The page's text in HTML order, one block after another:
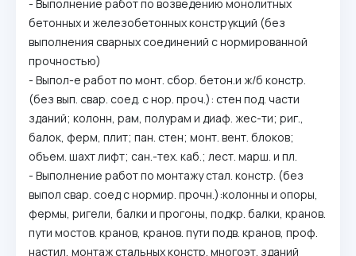
- Выполнение работ по возведению монолитных
бетонных и железобетонных конструкций (без
выполнения сварных соединений с нормированной
прочностью)
- Выпол-е работ по монт. сбор. бетон.и ж/б констр.
(без вып. свар. соед. с нор. проч.): стен под. части
зданий; колонн, рам, полурам и диаф. жес-ти; риг.,
балок, ферм, плит; пан. стен; монт. вент. блоков;
объем. шахт лифт; сан.-тех. каб.; лест. марш. и пл.
- Выполнение работ по монтажу стал. констр. (без
выпол свар. соед с нормир. прочн.):колонны и опоры,
фермы, ригели, балки и прогоны, подкр. балки, кранов.
пути мостов. кранов, кранов. пути подв. кранов, проф.
настил, монтаж стальных констр. многоэт. зданий